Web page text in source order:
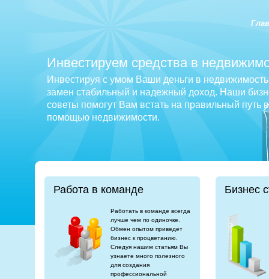
Инвестируем средства в
Инвестируя с умом Ваши деньги в
замен стабильный и надежный доход. Наши
советы помогут Вам встать на правильный путь
помощью недвижимости.
Работа в команде
Работать в команде всегда
лучше чем по одиночке.
Обмен опытом приведет
бизнес к процветанию.
Следуя нашим статьям Вы
узнаете много полезного
для создания
профессиональной
Бизнес